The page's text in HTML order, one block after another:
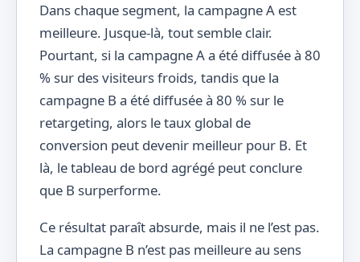
Dans chaque segment, la campagne A est
meilleure. Jusque-là, tout semble clair.
Pourtant, si la campagne A a été diffusée à 80
% sur des visiteurs froids, tandis que la
campagne B a été diffusée à 80 % sur le
retargeting, alors le taux global de
conversion peut devenir meilleur pour B. Et
là, le tableau de bord agrégé peut conclure
que B surperforme.
Ce résultat paraît absurde, mais il ne l’est pas.
La campagne B n’est pas meilleure au sens